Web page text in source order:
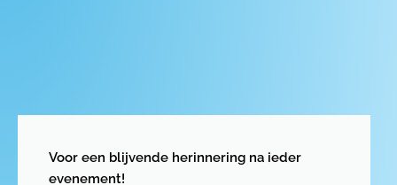
Voor een blijvende herinnering na ieder
evenement!